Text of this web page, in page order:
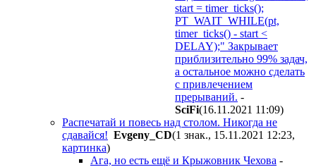
start = timer_ticks();
PT_WAIT_WHILE(pt,
timer_ticks() - start <
DELAY);" Закрывает
приблизительно 99% задач,
а остальное можно сделать
с привлечением
прерываний. -
SciFi(16.11.2021 11:09)
Распечатай и повесь над столом. Никогда не
сдавайся! Evgeny_CD(1 знак., 15.11.2021 12:23,
картинка)
Ага, но есть ещё и Крыжовник Чехова -